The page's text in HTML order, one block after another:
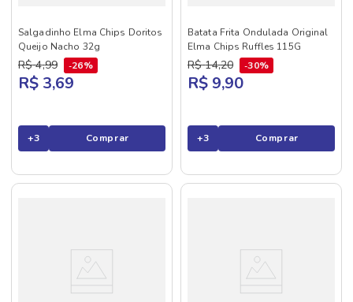
Salgadinho Elma Chips Doritos
Queijo Nacho 32g
R$ 4,99 26%
R$ 3,69
+3 Comprar
Batata Frita Ondulada Original
Elma Chips Ruffles 115G
R$ 14,20 30%
R$ 9,90
+3 Comprar